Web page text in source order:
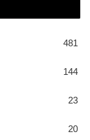
481
144
23
20